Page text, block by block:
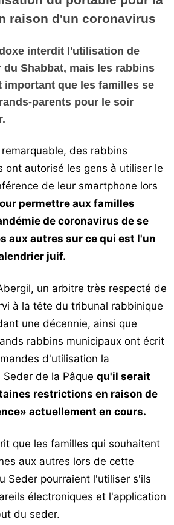
raison d'un coronavirus
interdit l'utilisation de
du Shabbat, mais les rabbins
important que les familles se
parents pour le soir
des rabbins
ont autorisé les gens à utiliser le
de leur smartphone lors
permettre aux familles
de coronavirus de se
aux autres sur ce qui est l'un
juif.
un arbitre très respecté de
à la tête du tribunal rabbinique
une décennie, ainsi que
rabbins municipaux ont écrit
d'utilisation la
de la Pâque qu'il serait
restrictions en raison de
actuellement en cours.
que les familles qui souhaitent
aux autres lors de cette
Seder pourraient l'utiliser s'ils
électroniques et l'application
du seder.